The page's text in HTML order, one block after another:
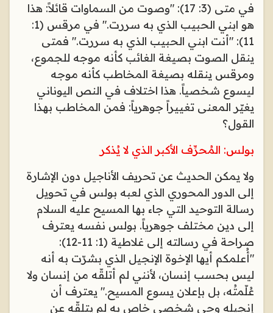
في متى (3: 17): "وصوت من السماوات قائلاً: هذا
هو ابني الحبيب الذي به سررت." في مرقس (1:
11): "أنت ابني الحبيب الذي به سررت." فمتى
ينقل الصوت بصيغة الغائب كأنه موجه للجموع،
ومرقس ينقله بصيغة المخاطب كأنه موجه
ليسوع شخصياً. هذا اختلاف في النص اليوناني
يغيّر المعنى تغييراً جوهرياً: فمن المخاطب بهذا
القول؟
بولس: المُحرِّف الأكبر الذي لا يُذكر
ولا يمكن الحديث عن تحريف الأناجيل دون الإشارة
إلى الدور المحوري الذي لعبه بولس في تحويل
رسالة التوحيد التي جاء بها المسيح عليه السلام
إلى دين مختلف جوهرياً. بولس نفسه يعترف
صراحة في رسالته إلى غلاطية (1: 11-12):
"أُعلمكم أيها الإخوة الإنجيل الذي بشرّت به أنه
ليس بحسب إنسان، لأنني لم أتلقّه من إنسان ولا
عُلّمتُه، بل بإعلان يسوع المسيح." يعترف أن
إنجيله وحي شخصي خاص به لم يتلقّه عن